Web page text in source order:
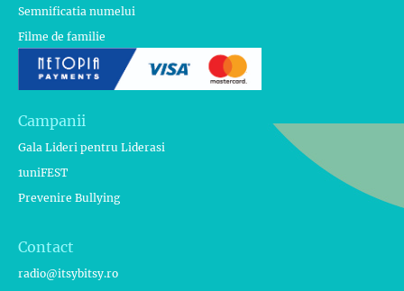
Semnificatia numelui
Filme de familie
Campanii
Gala Lideri pentru Liderasi
1uniFEST
Prevenire Bullying
Contact
radio@itsybitsy.ro